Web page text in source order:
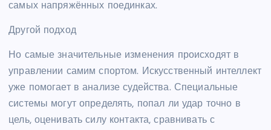
самых напряжённых поединках.
Другой подход
Но самые значительные изменения происходят в
управлении самим спортом. Искусственный интеллект
уже помогает в анализе судейства. Специальные
системы могут определять, попал ли удар точно в
цель, оценивать силу контакта, сравнивать с